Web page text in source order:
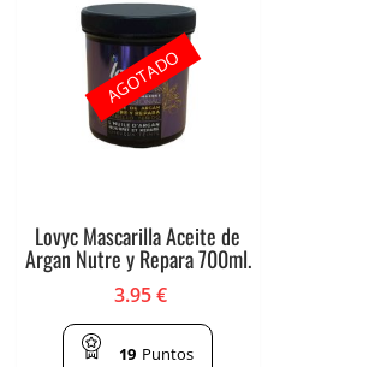
Lovyc Mascarilla Aceite de
Argan Nutre y Repara 700ml.
3.95€
19 Puntos
AGOTADO